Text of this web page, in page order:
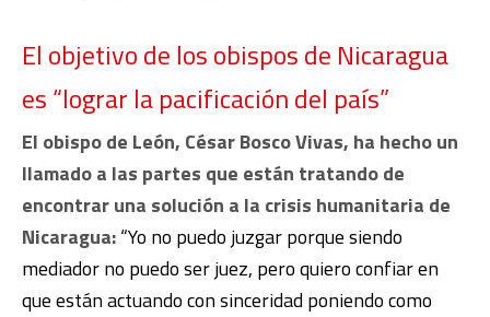
El objetivo de los obispos de Nicaragua
es “lograr la pacificación del país”
El obispo de León, César Bosco Vivas, ha hecho un
llamado a las partes que están tratando de
encontrar una solución a la crisis humanitaria de
Nicaragua:“Yo no puedo juzgar porque siendo
mediador no puedo ser juez, pero quiero confiar en
que están actuando con sinceridad poniendo como